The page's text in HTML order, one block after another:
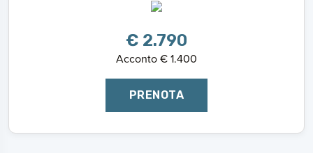
€ 2.790
Acconto € 1.400
PRENOTA